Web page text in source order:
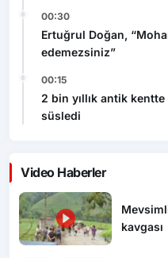
00:30
Ertuğrul Doğan,
edemezsiniz”
00:15
2 bin yıllık antik
süsledi
Video Haberler
kavgası